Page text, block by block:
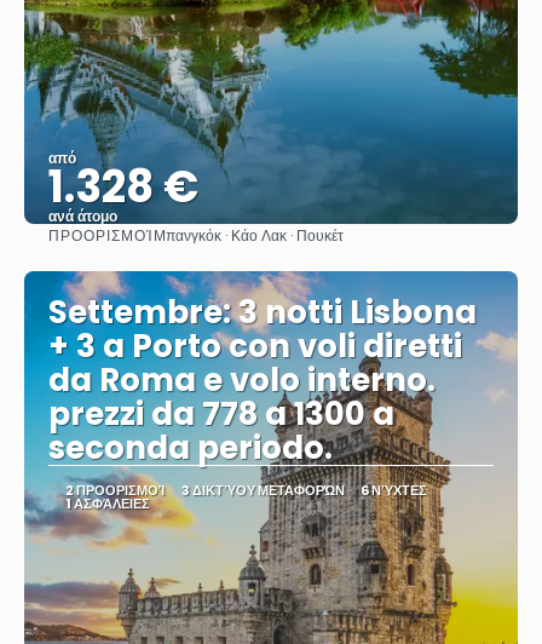
από
1.328 €
ανά άτομο
Βλέπω
ΠΡΟΟΡΙΣΜΟΊΜπανγκόκ · Κάο Λακ · Πουκέτ
Settembre: 3 notti Lisbona
+ 3 a Porto con voli diretti
da Roma e volo interno.
prezzi da 778 a 1300 a
seconda periodo.
2 ΠΡΟΟΡΙΣΜΟΊ 3 ΔΙΚΤΎΟΥ ΜΕΤΑΦΟΡΏΝ 6 ΝΎΧΤΕΣ
1 ΑΣΦΆΛΕΙΕΣ